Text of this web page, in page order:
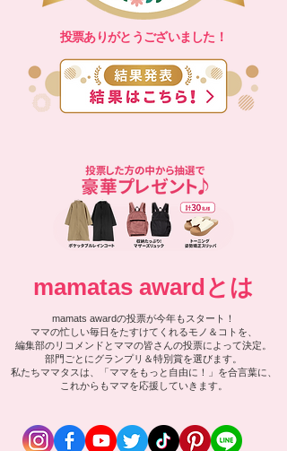
投票ありがとうございました！
mamatas awardとは
mamats awardの投票が今年もスタート！
ママの忙しい毎日をたすけてくれるモノ＆コトを、
編集部のリコメンドとママの皆さんの投票によって決定。
部門ごとにグランプリ＆特別賞を選びます。
私たちママタスは、「ママをもっと自由に！」を合言葉に、
これからもママを応援していきます。